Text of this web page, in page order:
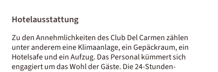
Hotelausstattung
Zu den Annehmlichkeiten des Club Del Carmen zählen
unter anderem eine Klimaanlage, ein Gepäckraum, ein
Hotelsafe und ein Aufzug. Das Personal kümmert sich
engagiert um das Wohl der Gäste. Die 24-Stunden-